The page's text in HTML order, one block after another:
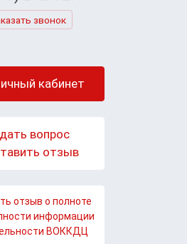
звонок
кабинет
вопрос
отзыв
отзыв о полноте
информации
ВОККДЦ